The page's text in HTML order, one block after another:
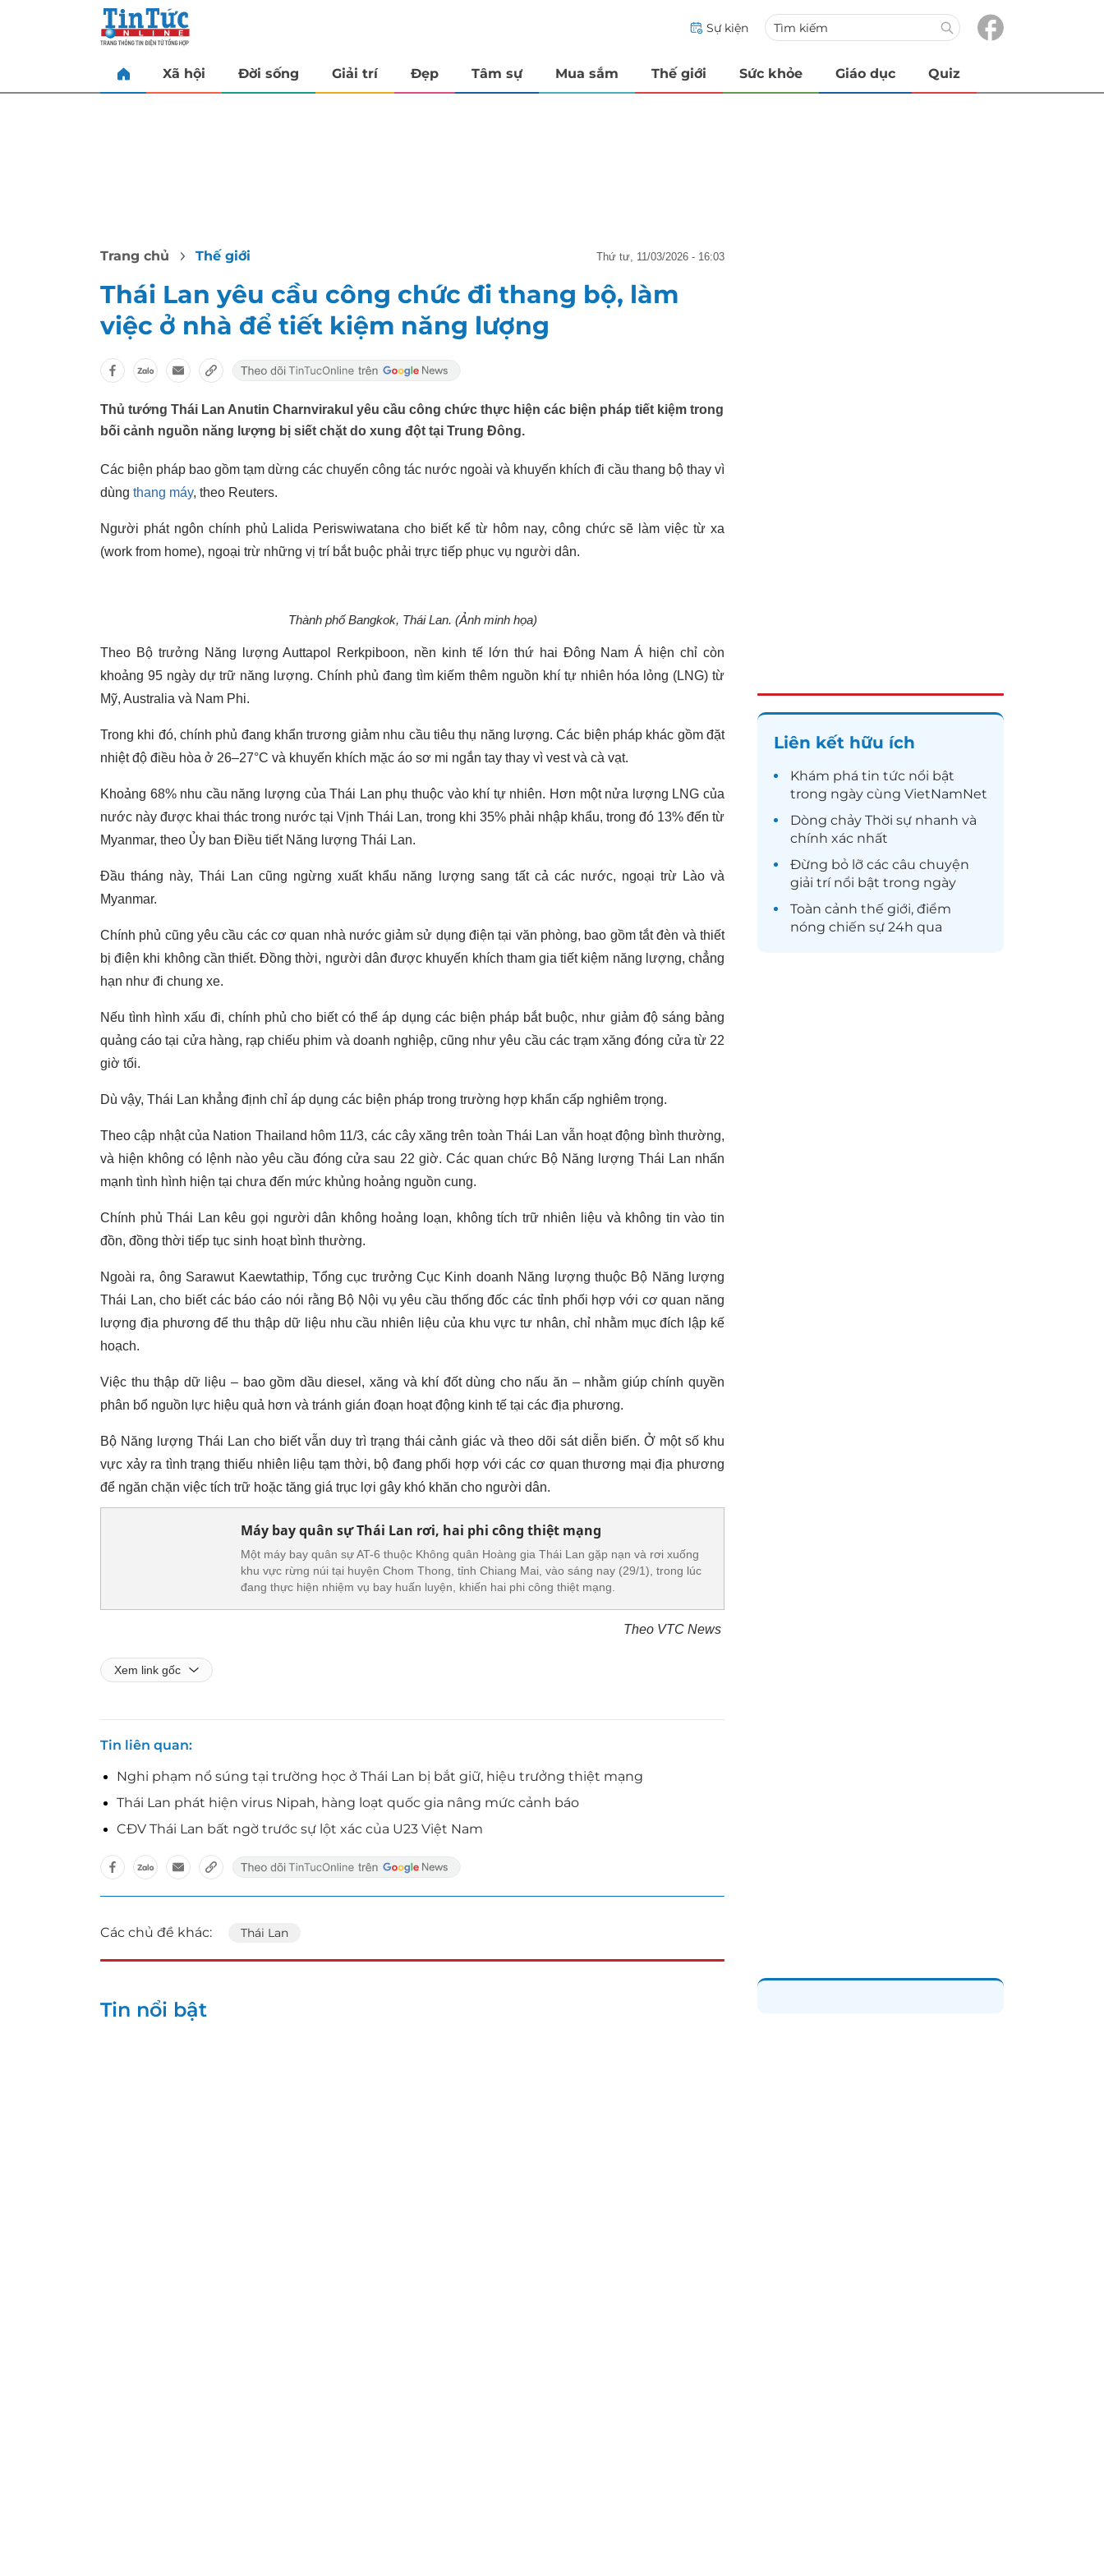
Sự kiện
Xã hội Đời sống Giải trí Đẹp Tâm sự Mua sắm Thế giới Sức khỏe Giáo dục Quiz
Trang chủ Thế giới thứ tư, 11/03/2026 - 16:03
Thái Lan yêu cầu công chức đi thang bộ, làm
việc ở nhà để tiết kiệm năng lượng
Thủ tướng Thái Lan Anutin Charnvirakul yêu cầu công chức thực hiện các biện pháp tiết kiệm trong
bối cảnh nguồn năng lượng bị siết chặt do xung đột tại Trung Đông.
Các biện pháp bao gồm tạm dừng các chuyến công tác nước ngoài và khuyến khích đi cầu thang bộ thay vì
dùng thang máy, theo Reuters.
Người phát ngôn chính phủ Lalida Periswiwatana cho biết kể từ hôm nay, công chức sẽ làm việc từ xa
(work from home), ngoại trừ những vị trí bắt buộc phải trực tiếp phục vụ người dân.
Thành phố Bangkok, Thái Lan. (Ảnh minh họa)
Theo Bộ trưởng Năng lượng Auttapol Rerkpiboon, nền kinh tế lớn thứ hai Đông Nam Á hiện chỉ còn
khoảng 95 ngày dự trữ năng lượng. Chính phủ đang tìm kiếm thêm nguồn khí tự nhiên hóa lỏng (LNG) từ
Mỹ, Australia và Nam Phi.
Trong khi đó, chính phủ đang khẩn trương giảm nhu cầu tiêu thụ năng lượng. Các biện pháp khác gồm đặt
nhiệt độ điều hòa ở 26–27°C và khuyến khích mặc áo sơ mi ngắn tay thay vì vest và cà vạt.
Khoảng 68% nhu cầu năng lượng của Thái Lan phụ thuộc vào khí tự nhiên. Hơn một nửa lượng LNG của
nước này được khai thác trong nước tại Vịnh Thái Lan, trong khi 35% phải nhập khẩu, trong đó 13% đến từ
Myanmar, theo Ủy ban Điều tiết Năng lượng Thái Lan.
Đầu tháng này, Thái Lan cũng ngừng xuất khẩu năng lượng sang tất cả các nước, ngoại trừ Lào và
Myanmar.
Chính phủ cũng yêu cầu các cơ quan nhà nước giảm sử dụng điện tại văn phòng, bao gồm tắt đèn và thiết
bị điện khi không cần thiết. Đồng thời, người dân được khuyến khích tham gia tiết kiệm năng lượng, chẳng
hạn như đi chung xe.
Nếu tình hình xấu đi, chính phủ cho biết có thể áp dụng các biện pháp bắt buộc, như giảm độ sáng bảng
quảng cáo tại cửa hàng, rạp chiếu phim và doanh nghiệp, cũng như yêu cầu các trạm xăng đóng cửa từ 22
giờ tối.
Dù vậy, Thái Lan khẳng định chỉ áp dụng các biện pháp trong trường hợp khẩn cấp nghiêm trọng.
Theo cập nhật của Nation Thailand hôm 11/3, các cây xăng trên toàn Thái Lan vẫn hoạt động bình thường,
và hiện không có lệnh nào yêu cầu đóng cửa sau 22 giờ. Các quan chức Bộ Năng lượng Thái Lan nhấn
mạnh tình hình hiện tại chưa đến mức khủng hoảng nguồn cung.
Chính phủ Thái Lan kêu gọi người dân không hoảng loạn, không tích trữ nhiên liệu và không tin vào tin
đồn, đồng thời tiếp tục sinh hoạt bình thường.
Ngoài ra, ông Sarawut Kaewtathip, Tổng cục trưởng Cục Kinh doanh Năng lượng thuộc Bộ Năng lượng
Thái Lan, cho biết các báo cáo nói rằng Bộ Nội vụ yêu cầu thống đốc các tỉnh phối hợp với cơ quan năng
lượng địa phương để thu thập dữ liệu nhu cầu nhiên liệu của khu vực tư nhân, chỉ nhằm mục đích lập kế
hoạch.
Việc thu thập dữ liệu – bao gồm dầu diesel, xăng và khí đốt dùng cho nấu ăn – nhằm giúp chính quyền
phân bổ nguồn lực hiệu quả hơn và tránh gián đoạn hoạt động kinh tế tại các địa phương.
Bộ Năng lượng Thái Lan cho biết vẫn duy trì trạng thái cảnh giác và theo dõi sát diễn biến. Ở một số khu
vực xảy ra tình trạng thiếu nhiên liệu tạm thời, bộ đang phối hợp với các cơ quan thương mại địa phương
để ngăn chặn việc tích trữ hoặc tăng giá trục lợi gây khó khăn cho người dân.
Máy bay quân sự Thái Lan rơi, hai phi công thiệt mạng
Một máy bay quân sự AT-6 thuộc Không quân Hoàng gia Thái Lan gặp nạn và rơi xuống
khu vực rừng núi tại huyện Chom Thong, tỉnh Chiang Mai, vào sáng nay (29/1), trong lúc
đang thực hiện nhiệm vụ bay huấn luyện, khiến hai phi công thiệt mạng.
Theo VTC News
Xem link gốc
Tin liên quan
Nghi phạm nổ súng tại trường học ở Thái Lan bị bắt giữ, hiệu trưởng thiệt mạng
Thái Lan phát hiện virus Nipah, hàng loạt quốc gia nâng mức cảnh báo
CĐV Thái Lan bất ngờ trước sự lột xác của U23 Việt Nam
Các chủ đề khác: Thái Lan
Liên kết hữu ích
Khám phá tin tức nổi bật
trong ngày cùng VietNamNet
Dòng chảy Thời sự nhanh và
chính xác nhất
Đừng bỏ lỡ các câu chuyện
giải trínổi bật trong ngày
Toàn cảnh thế giới, điểm
nóng chiến sự 24h qua
Tin nổi bật